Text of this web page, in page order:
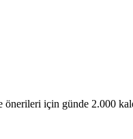
için günde 2.000